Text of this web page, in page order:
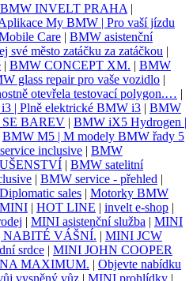
INVELT PRAHA |
My BMW | Pro vaší jízdu
Care | BMW asistenční
město zatáčku za zatáčkou |
| BMW CONCEPT XM. | BMW
glass repair pro vaše vozidlo |
otevřela testovací polygon.… |
| Plně elektrické BMW i3 | BMW
BAREV | BMW iX5 Hydrogen |
BMW M5 | M modely BMW řady 5
inclusive | BMW
| BMW satelitní
| BMW service - přehled |
Diplomatic sales | Motorky BMW
| HOT LINE | invelt e-shop |
| MINI asistenční služba | MINI
NABITÉ VÁŠNÍ. | MINI JCW
srdce | MINI JOHN COOPER
MAXIMUM. | Objevte nabídku
vysněný vůz | MINI prohlídky |